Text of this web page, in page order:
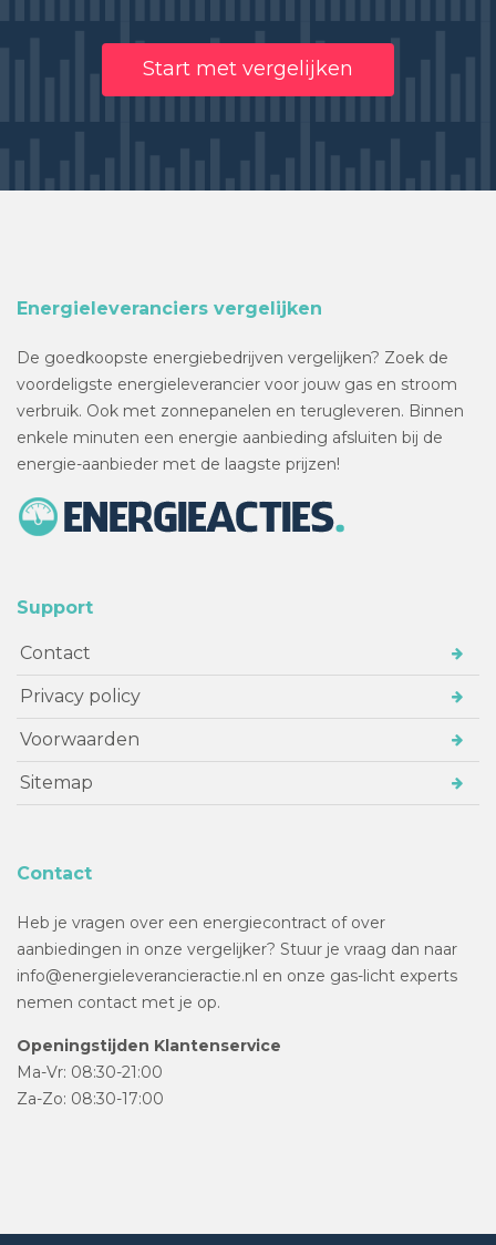
Start met vergelijken
Energieleveranciers vergelijken
De goedkoopste energiebedrijven vergelijken? Zoek de
voordeligste energieleverancier voor jouw gas en stroom
verbruik. Ook met zonnepanelen en terugleveren. Binnen
enkele minuten een energie aanbieding afsluiten bij de
energie-aanbieder met de laagste prijzen!
Support
Contact
Privacy policy
Voorwaarden
Sitemap
Contact
Heb je vragen over een energiecontract of over
aanbiedingen in onze vergelijker? Stuur je vraag dan naar
info@energieleverancieractie.nl en onze gas-licht experts
nemen contact met je op.
Openingstijden Klantenservice
Ma-Vr: 08:30-21:00
Za-Zo: 08:30-17:00